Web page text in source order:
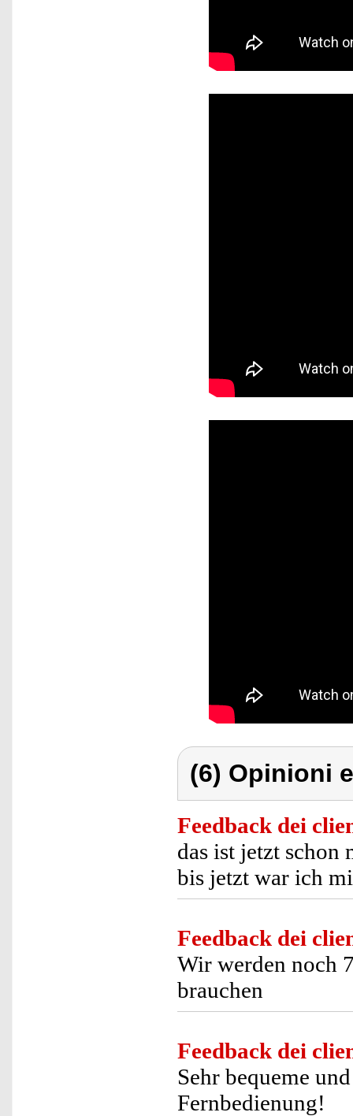
(6) Opinioni
Feedback dei
das ist jetzt schon
bis jetzt war ich
Feedback dei
Wir werden noch
brauchen
Feedback dei
Sehr bequeme
Fernbedienung!